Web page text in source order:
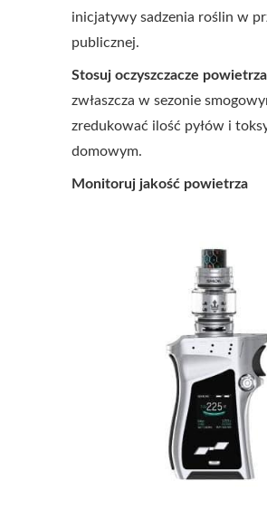
inicjatywy sadzenia roślin w
publicznej.
Stosuj oczyszczacze
zwłaszcza w sezonie
zredukować ilość pyłów i
domowym.
Monitoruj jakość powietrza